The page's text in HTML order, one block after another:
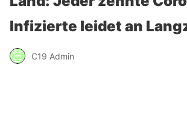
Infizierte leidet an
C19 Admin